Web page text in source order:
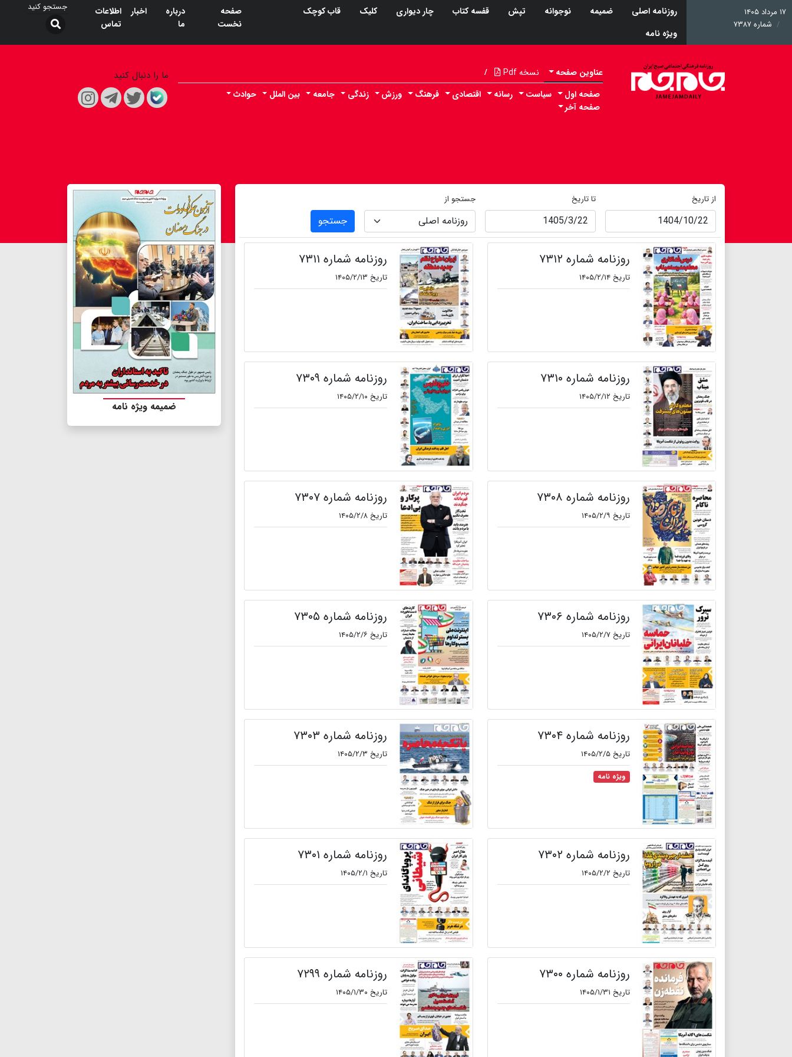
۱۷ مرداد ۱۴۰۵
شماره ۷۳۸۷
روزنامه اصلی ضمیمه نوجوانه تپش قفسه کتاب چار دیواری کلیک
قاب کوچک
ویژه نامه
صفحه
نخست
درباره
ما
اخبار
اطلاعات
تماس
عناوین صفحه نسخه Pdf /
صفحه اول سیاست رسانه اقتصادی فرهنگ ورزش زندگی جامعه بین الملل
حوادث
صفحه آخر
ما را دنبال کنید
از تاریخ تا تاریخ جستجو از
جستجو
روزنامه شماره ۷۳۱۲
تاریخ ۱۴۰۵/۲/۱۴
روزنامه شماره ۷۳۱۱
تاریخ ۱۴۰۵/۲/۱۳
روزنامه شماره ۷۳۱۰
تاریخ ۱۴۰۵/۲/۱۲
روزنامه شماره ۷۳۰۹
تاریخ ۱۴۰۵/۲/۱۰
روزنامه شماره ۷۳۰۸
تاریخ ۱۴۰۵/۲/۹
روزنامه شماره ۷۳۰۷
تاریخ ۱۴۰۵/۲/۸
روزنامه شماره ۷۳۰۶
تاریخ ۱۴۰۵/۲/۷
روزنامه شماره ۷۳۰۵
تاریخ ۱۴۰۵/۲/۶
روزنامه شماره ۷۳۰۴
تاریخ ۱۴۰۵/۲/۵
ویژه نامه
روزنامه شماره ۷۳۰۳
تاریخ ۱۴۰۵/۲/۳
روزنامه شماره ۷۳۰۲
تاریخ ۱۴۰۵/۲/۲
روزنامه شماره ۷۳۰۱
تاریخ ۱۴۰۵/۲/۱
روزنامه شماره ۷۳۰۰
تاریخ ۱۴۰۵/۱/۳۱
روزنامه شماره ۷۲۹۹
تاریخ ۱۴۰۵/۱/۳۰
ضمیمه ویژه نامه